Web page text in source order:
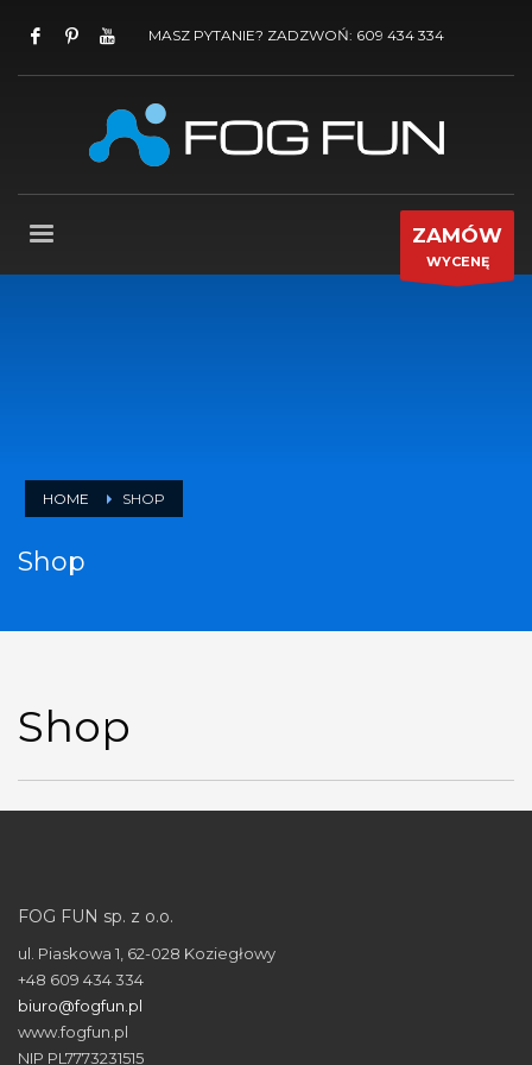
MASZ PYTANIE? ZADZWOŃ: 609 434 334
ZAMÓW
WYCENĘ
HOME SHOP
Shop
Shop
FOG FUN sp. z o.o.
ul. Piaskowa 1, 62-028 Koziegłowy
+48 609 434 334
biuro@fogfun.pl
www.fogfun.pl
NIP PL7773231515